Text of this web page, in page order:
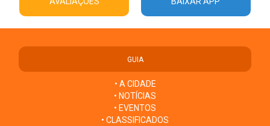
GUIA
• A CIDADE
• NOTÍCIAS
• EVENTOS
• CLASSIFICADOS